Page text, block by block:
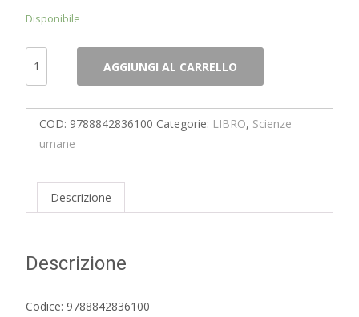
Disponibile
letteraria
AGGIUNGI AL CARRELLO
COD: 9788842836100 Categorie: LIBRO, Scienze
umane
Descrizione
Descrizione
Codice: 9788842836100